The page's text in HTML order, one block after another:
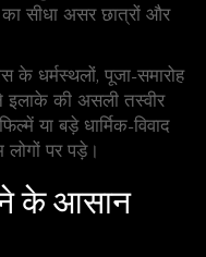
सीधा असर छात्रों और
धर्मस्थलों, पूजा-समारोह
इलाके की असली तस्वीर
या बड़े धार्मिक-विवाद
पर पड़े।
के आसान